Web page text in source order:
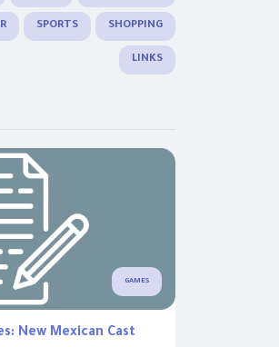
SHOPPING
SPORTS
LINKS
GAMES
New Mexican Cast